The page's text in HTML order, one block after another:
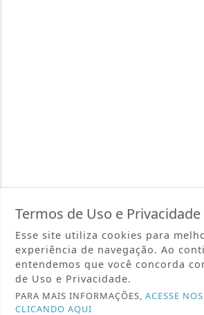
Termos de Uso e Privacidade
Esse site utiliza cookies para
experiência de navegação. Ao
entendemos que você concorda
de Uso e Privacidade.
PARA MAIS INFORMAÇÕES,ACESSE
CLICANDO AQUI